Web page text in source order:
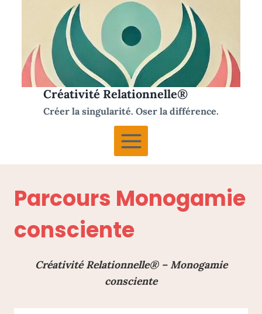
Créativité Relationnelle®
Créer la singularité. Oser la différence.
Parcours Monogamie
consciente
Créativité Relationnelle® – Monogamie
consciente